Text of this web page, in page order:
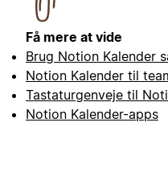
Få mere at vide
Brug Notion Kalender
Notion Kalender til
Tastaturgenveje til
Notion Kalender-apps